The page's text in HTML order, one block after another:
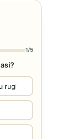
1/5
rugi